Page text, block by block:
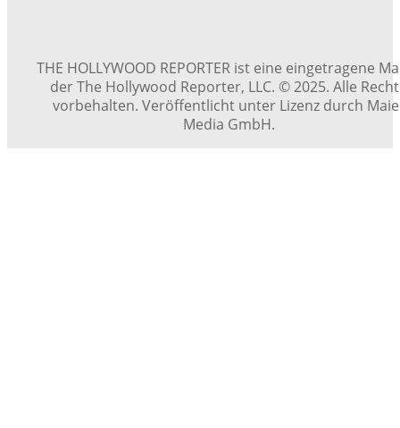
THE HOLLYWOOD REPORTER ist eine eingetragene
der The Hollywood Reporter, LLC. © 2025. Alle
vorbehalten. Veröffentlicht unter Lizenz durch
Media GmbH.